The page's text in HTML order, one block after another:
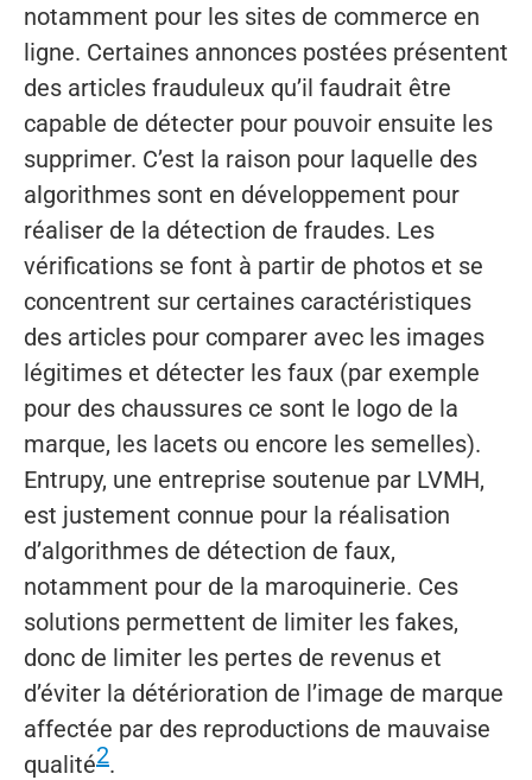
notamment pour les sites de commerce en
ligne. Certaines annonces postées présentent
des articles frauduleux qu’il faudrait être
capable de détecter pour pouvoir ensuite les
supprimer. C’est la raison pour laquelle des
algorithmes sont en développement pour
réaliser de la détection de fraudes. Les
vérifications se font à partir de photos et se
concentrent sur certaines caractéristiques
des articles pour comparer avec les images
légitimes et détecter les faux (par exemple
pour des chaussures ce sont le logo de la
marque, les lacets ou encore les semelles).
Entrupy, une entreprise soutenue par LVMH,
est justement connue pour la réalisation
d’algorithmes de détection de faux,
notamment pour de la maroquinerie. Ces
solutions permettent de limiter les fakes,
donc de limiter les pertes de revenus et
d’éviter la détérioration de l’image de marque
affectée par des reproductions de mauvaise
qualité2.